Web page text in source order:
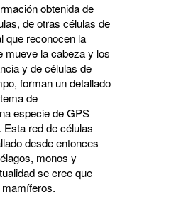
obtenida de
de otras células de
que reconocen la
mueve la cabeza y los
y de células de
forman un detallado
de
especie de GPS
Esta red de células
desde entonces
monos y
se cree que